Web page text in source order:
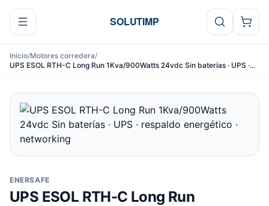
Ir al contenido
SOLUTIMP
Inicio/Motores corredera/
UPS ESOL RTH-C Long Run 1Kva/900Watts 24vdc Sin baterías · UPS ·
ENERSAFE
UPS ESOL RTH-C Long Run